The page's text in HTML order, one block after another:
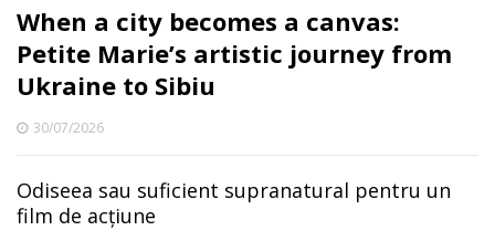
When a city becomes a canvas:
Petite Marie’s artistic journey from
Ukraine to Sibiu
30/07/2026
Odiseea sau suficient supranatural pentru un
film de acțiune